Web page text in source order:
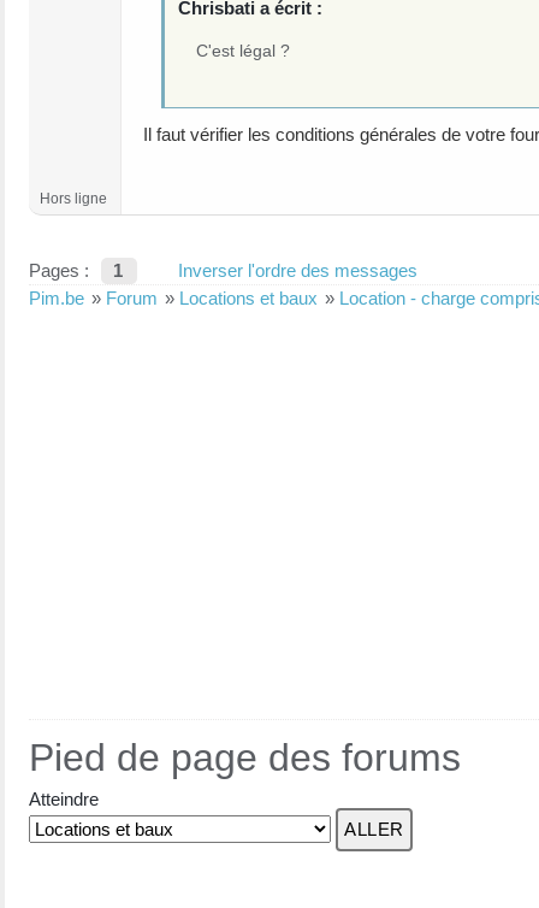
Chrisbati a écrit :
C'est légal ?
Il faut vérifier les conditions générales de votre
Hors ligne
Pages : 1
Inverser l'ordre des messages
Pim.be » Forum » Locations et baux » Location - charge
Pied de page des forums
Atteindre